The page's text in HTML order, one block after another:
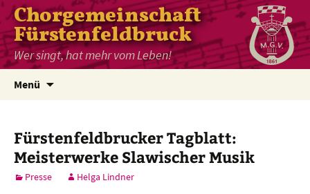
Chorgemeinschaft
Fürstenfeldbruck
Wer singt, hat mehr vom Leben!
Menü
Fürstenfeldbrucker Tagblatt:
Meisterwerke Slawischer Musik
Presse Helga Lindner